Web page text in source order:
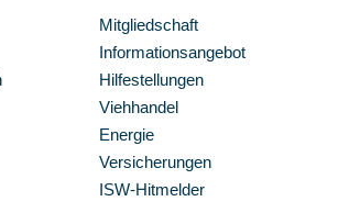
Mitgliedschaft
Informationsangebot
Hilfestellungen
Viehhandel
Energie
Versicherungen
ISW-Hitmelder